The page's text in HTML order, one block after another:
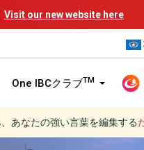
Visit our new website here
One IBCクラブTM
あなたの強い言葉を編集する